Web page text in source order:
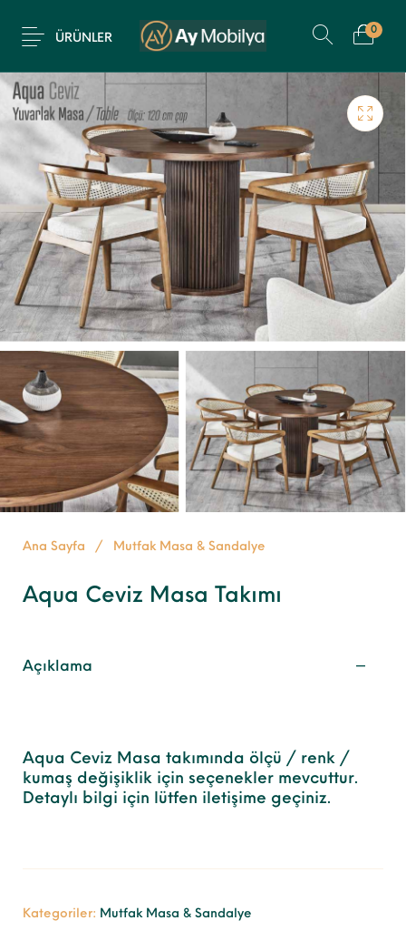
ÜRÜNLER
0
Ana Sayfa / Mutfak Masa & Sandalye
Aqua Ceviz Masa Takımı
Açıklama
Aqua Ceviz Masa takımında ölçü / renk /
kumaş değişiklik için seçenekler mevcuttur.
Detaylı bilgi için lütfen iletişime geçiniz.
Kategoriler: Mutfak Masa & Sandalye